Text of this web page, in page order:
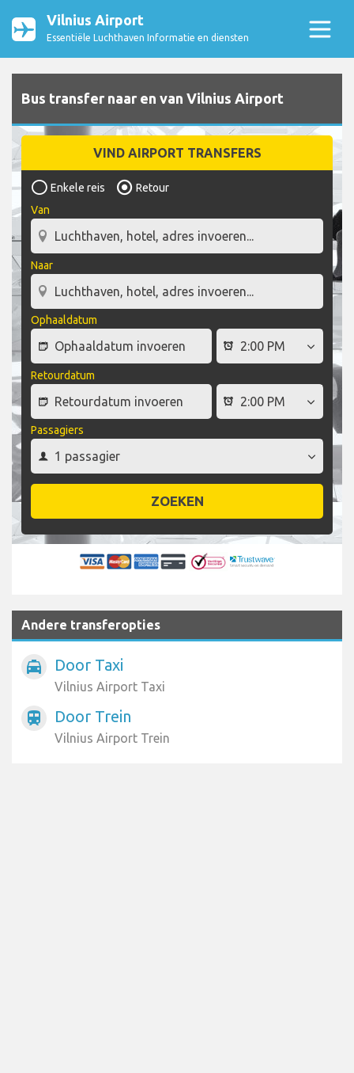
Vilnius Airport
Essentiële Luchthaven Informatie en diensten
Bus transfer naar en van Vilnius Airport
VIND AIRPORT TRANSFERS
Enkele reis
Retour
Van
Naar
Ophaaldatum
Retourdatum
Passagiers
ZOEKEN
Andere transferopties
local_taxi Door Taxi
Vilnius Airport Taxi
train Door Trein
Vilnius Airport Trein